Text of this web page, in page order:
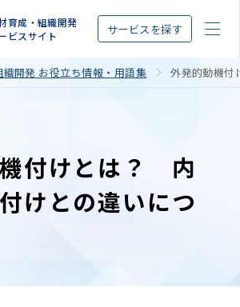
育成・組織開発
ビスサイト
サービスを探す
織開発 お役立ち情報・用語集 外発的動機付
付けとは？ 内
けとの違いにつ